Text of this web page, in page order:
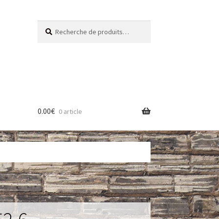
pour :
0.00€ 0 article